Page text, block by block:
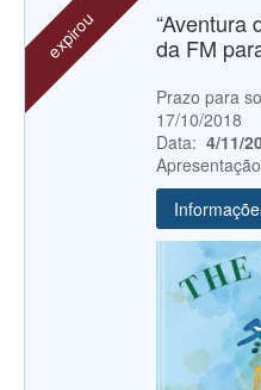
expirou
“Aventura
da FM
Prazo para
17/10/2018
Data: 4/11/